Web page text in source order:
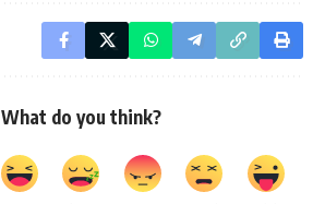
What do you think?